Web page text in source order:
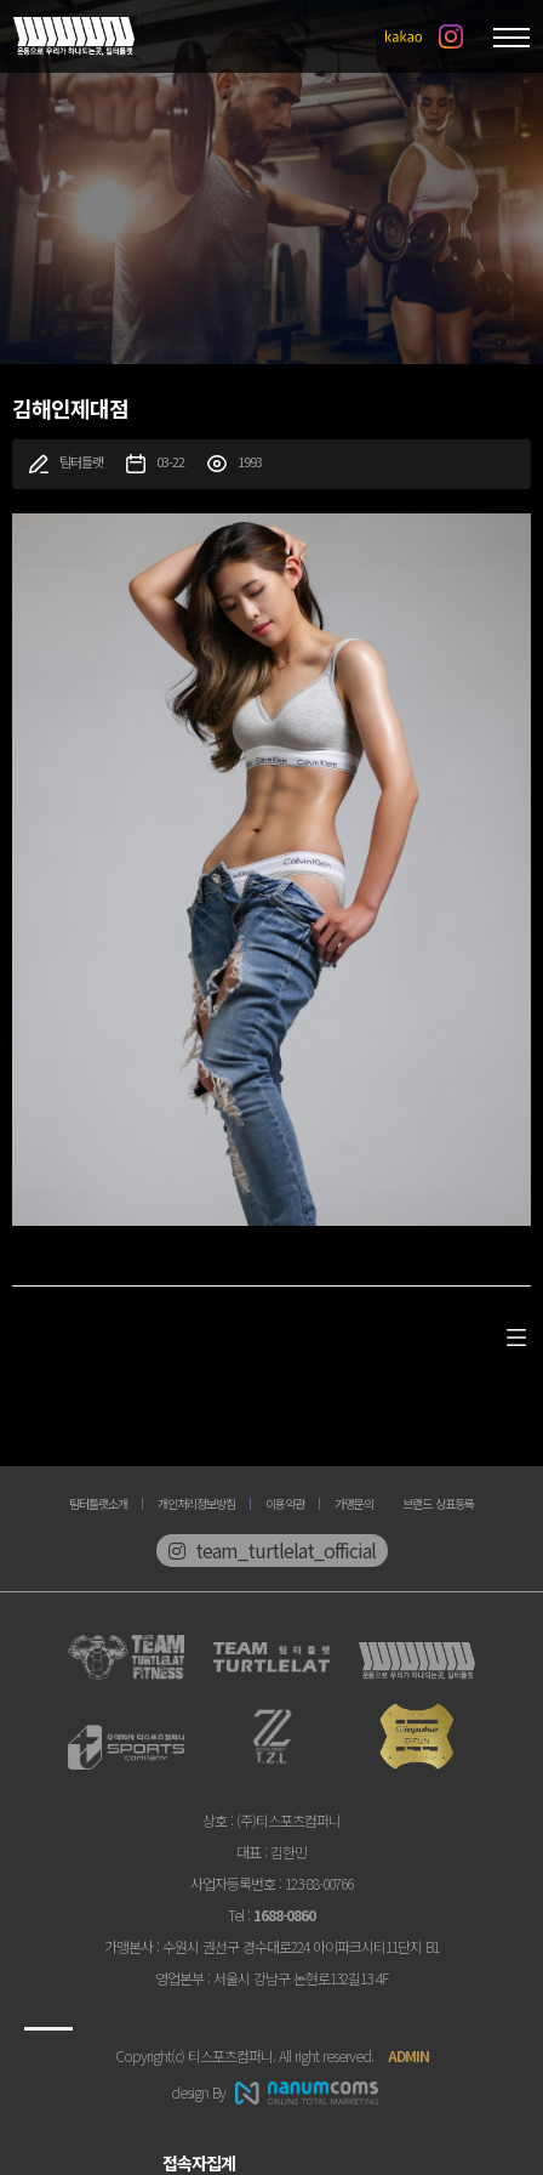
김해인제대점
팀터틀랫 03-22 1993
팀터틀랫소개 개인처리정보방침 이용약관 가맹문의 브랜드 상표등록
team_turtlelat_official
상호 : (주)티스포츠컴퍼니
대표 : 김한민
사업자등록번호 : 123-88-00766
Tel : 1688-0860
가맹본사: 수원시 권선구 경수대로224 아이파크시티11단지 B1
영업본부: 서울시 강남구 논현로132길13 4F
Copyright(c) 티스포츠컴퍼니. All right reserved. ADMIN
design By
접속자집계